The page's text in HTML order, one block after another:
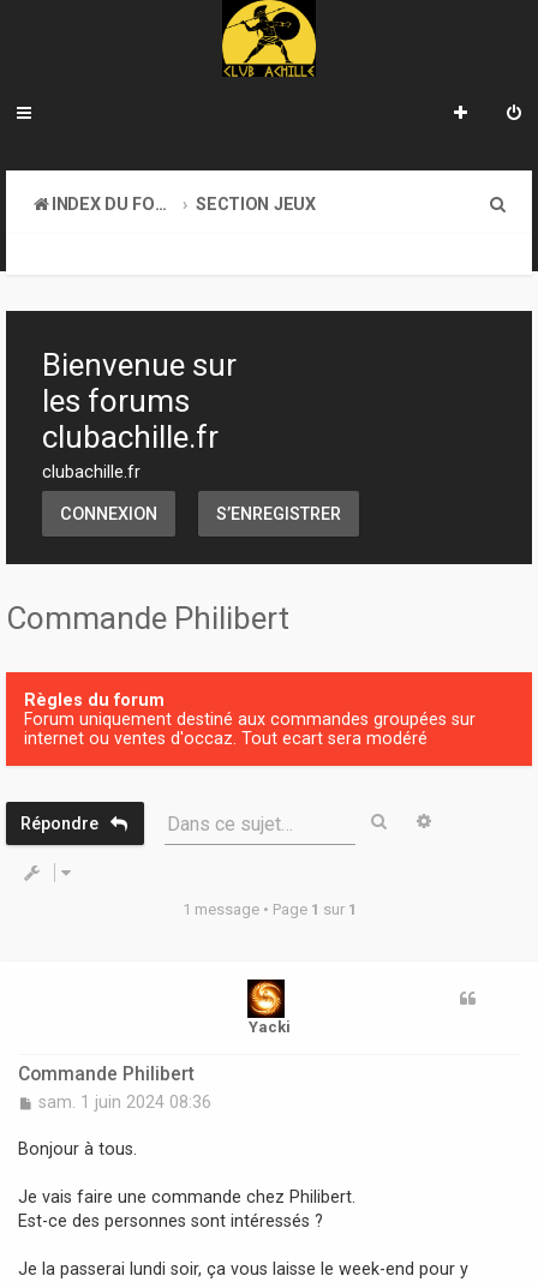
INDEX DU FORUM
SECTION JEUX
h
Bienvenue sur
les forums
clubachille.fr
clubachille.fr
CONNEXION S’ENREGISTRER
Commande Philibert
Règles du forum
Forum uniquement destiné aux commandes groupées sur
internet ou ventes d'occaz. Tout ecart sera modéré
Répondre Dans ce sujet… Rechercher
1 message • Page 1 sur 1
Yacki
Commande Philibert
M
s
g
e
sam. 1 juin 2024 08:36
Bonjour à tous.
Je vais faire une commande chez Philibert.
Est-ce des personnes sont intéressés ?
Je la passerai lundi soir, ça vous laisse le week-end pour y